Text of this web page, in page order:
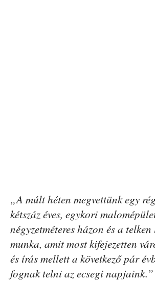
„A múlt héten megvettünk egy
kétszáz éves, egykori
négyzetméteres házon és a telken
munka, amit most kifejezetten
és írás mellett a következő pár
fognak telni az ecsegi napjaink.”